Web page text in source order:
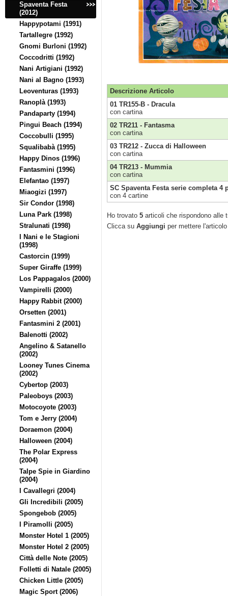
Spaventa Festa
(2012)
Happypotami (1991)
Tartallegre (1992)
Gnomi Burloni (1992)
Coccodritti (1992)
Nani Artigiani (1992)
Nani al Bagno (1993)
Leoventuras (1993)
Ranoplà (1993)
Pandaparty (1994)
Pingui Beach (1994)
Coccobulli (1995)
Squalibabà (1995)
Happy Dinos (1996)
Fantasmini (1996)
Elefantao (1997)
Miaogizi (1997)
Sir Condor (1998)
Luna Park (1998)
Stralunati (1998)
I Nani e le Stagioni
(1998)
Castorcin (1999)
Super Giraffe (1999)
Los Pappagalos (2000)
Vampirelli (2000)
Happy Rabbit (2000)
Orsetten (2001)
Fantasmini 2 (2001)
Balenotti (2002)
Angelino & Satanello
(2002)
Looney Tunes Cinema
(2002)
Cybertop (2003)
Paleoboys (2003)
Motocoyote (2003)
Tom e Jerry (2004)
Doraemon (2004)
Halloween (2004)
The Polar Express
(2004)
Talpe Spie in Giardino
(2004)
I Cavallegri (2004)
Gli Incredibili (2005)
Spongebob (2005)
I Piramolli (2005)
Monster Hotel 1 (2005)
Monster Hotel 2 (2005)
Città delle Note (2005)
Folletti di Natale (2005)
Chicken Little (2005)
Magic Sport (2006)
Descrizione Articolo
01 TR155-B - Dracula
con cartina
02 TR211 - Fantasma
con cartina
03 TR212 - Zucca di Halloween
con cartina
04 TR213 - Mummia
con cartina
SC Spaventa Festa serie completa 4
con 4 cartine
Ho trovato 5 articoli che rispondono alle
Clicca su Aggiungi per mettere